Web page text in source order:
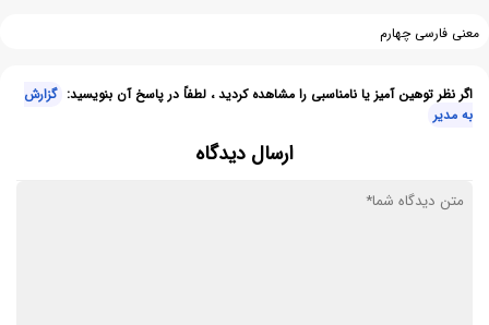
معنی فارسی چهارم
اگر نظر توهین آمیز یا نامناسبی را مشاهده کردید ، لطفاً در پاسخ آن بنویسید: گزارش
به مدیر
ارسال دیدگاه